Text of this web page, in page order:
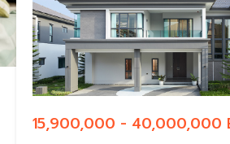
15,900,000 - 40,000,000